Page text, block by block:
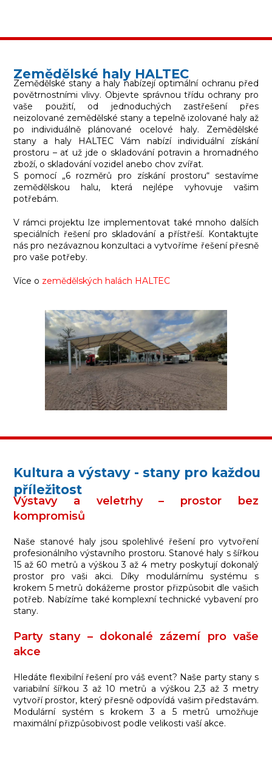
Zemědělské haly HALTEC
Zemědělské stany a haly nabízejí optimální ochranu před
povětrnostními vlivy. Objevte správnou třídu ochrany pro
vaše použití, od jednoduchých zastřešení přes
neizolované zemědělské stany a tepelně izolované haly až
po individuálně plánované ocelové haly. Zemědělské
stany a haly HALTEC Vám nabízí individuální získání
prostoru – ať už jde o skladování potravin a hromadného
zboží, o skladování vozidel anebo chov zvířat.
S pomocí „6 rozměrů pro získání prostoru“ sestavíme
zemědělskou halu, která nejlépe vyhovuje vašim
potřebám.
V rámci projektu lze implementovat také mnoho dalších
speciálních řešení pro skladování a přístřeší. Kontaktujte
nás pro nezávaznou konzultaci a vytvoříme řešení přesně
pro vaše potřeby.
Více o zemědělských halách HALTEC
Kultura a výstavy - stany pro každou
příležitost
Výstavy a veletrhy – prostor bez
kompromisů
Naše stanové haly jsou spolehlivé řešení pro vytvoření
profesionálního výstavního prostoru. Stanové haly s šířkou
15 až 60 metrů a výškou 3 až 4 metry poskytují dokonalý
prostor pro vaši akci. Díky modulárnímu systému s
krokem 5 metrů dokážeme prostor přizpůsobit dle vašich
potřeb. Nabízíme také komplexní technické vybavení pro
stany.
Party stany – dokonalé zázemí pro vaše
akce
Hledáte flexibilní řešení pro váš event? Naše party stany s
variabilní šířkou 3 až 10 metrů a výškou 2,3 až 3 metry
vytvoří prostor, který přesně odpovídá vašim představám.
Modulární systém s krokem 3 a 5 metrů umožňuje
maximální přizpůsobivost podle velikosti vaší akce.